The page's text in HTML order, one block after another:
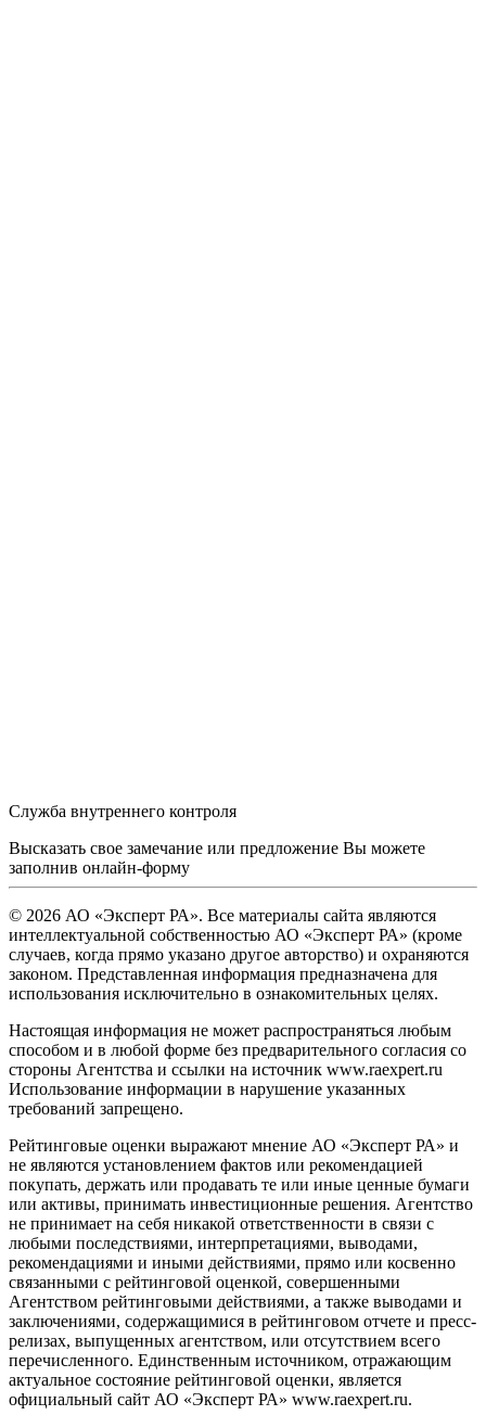
Служба внутреннего контроля
Высказать свое замечание или предложение Вы можете
заполнив онлайн-форму
© 2026 АО «Эксперт РА». Все материалы сайта являются
интеллектуальной собственностью АО «Эксперт РА» (кроме
случаев, когда прямо указано другое авторство) и охраняются
законом. Представленная информация предназначена для
использования исключительно в ознакомительных целях.
Настоящая информация не может распространяться любым
способом и в любой форме без предварительного согласия со
стороны Агентства и ссылки на источник www.raexpert.ru
Использование информации в нарушение указанных
требований запрещено.
Рейтинговые оценки выражают мнение АО «Эксперт РА» и
не являются установлением фактов или рекомендацией
покупать, держать или продавать те или иные ценные бумаги
или активы, принимать инвестиционные решения. Агентство
не принимает на себя никакой ответственности в связи с
любыми последствиями, интерпретациями, выводами,
рекомендациями и иными действиями, прямо или косвенно
связанными с рейтинговой оценкой, совершенными
Агентством рейтинговыми действиями, а также выводами и
заключениями, содержащимися в рейтинговом отчете и пресс-
релизах, выпущенных агентством, или отсутствием всего
перечисленного. Единственным источником, отражающим
актуальное состояние рейтинговой оценки, является
официальный сайт АО «Эксперт РА» www.raexpert.ru.